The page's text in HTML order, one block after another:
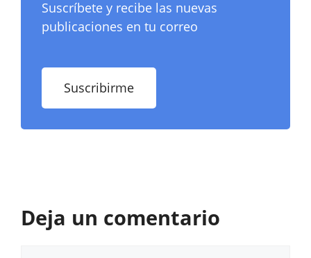
Suscríbete y recibe las nuevas
publicaciones en tu correo
Suscribirme
Deja un comentario